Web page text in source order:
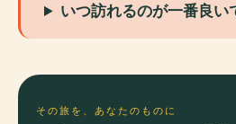
いつ訪れるのが一番良い
その旅を、あなたのものに